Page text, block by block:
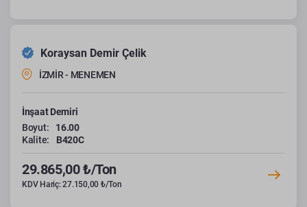
Koraysan Demir Çelik
İZMİR - MENEMEN
İnşaat Demiri
Boyut:
16.00
Kalite:
B420C
29.865,00 ₺/Ton
KDV Hariç: 27.150,00 ₺/Ton